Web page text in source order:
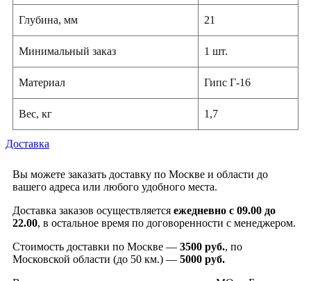
Глубина, мм 21
Минимальный заказ 1 шт.
Материал Гипс Г-16
Вес, кг 1,7
Доставка
Вы можете заказать доставку по Москве и области до
вашего адреса или любого удобного места.
Доставка заказов осуществляется ежедневно с 09.00 до
22.00, в остальное время по договоренности с менеджером.
Стоимость доставки по Москве — 3500 руб., по
Московской области (до 50 км.) — 5000 руб.